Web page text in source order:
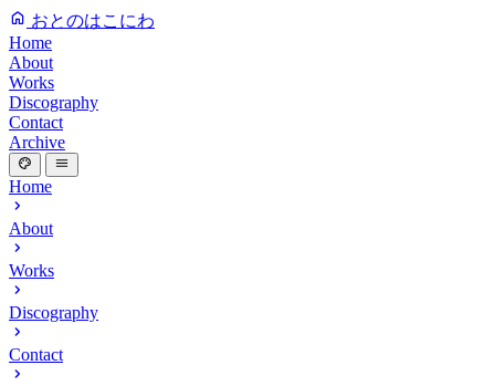
おとのはこにわ
Home
About
Works
Discography
Contact
Archive
Home
About
Works
Discography
Contact